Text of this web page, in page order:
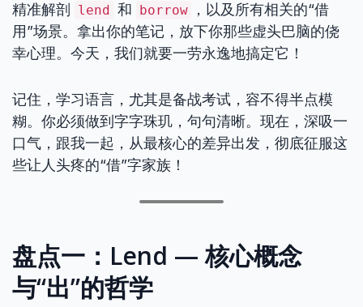
精准解剖
lend 和 borrow
，以及所有相关的“借
用”场景。拿出你的笔记，放下你那些虚头巴脑的侥
幸心理。今天，我们就要一劳永逸地搞定它！
记住，学习语言，尤其是备战考试，容不得半点模
糊。你必须做到字字珠玑，句句清晰。现在，深吸一
口气，跟我一起，从最核心的差异出发，彻底征服这
些让人头疼的“借”字家族！
盘点一：Lend — 核心概念
与“出”的哲学